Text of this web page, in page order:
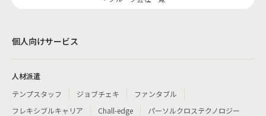
個人向けサービス
人材派遣
テンプスタッフ
ジョブチェキ
ファンタブル
フレキシブルキャリア
Chall-edge パーソルクロステクノロジー